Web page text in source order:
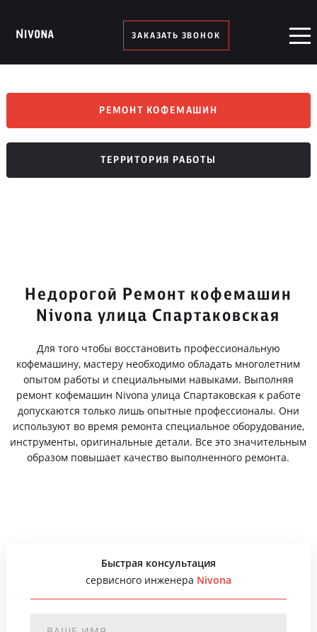
ЗАКАЗАТЬ ЗВОНОК
РЕМОНТ КОФЕМАШИН
ТЕРРИТОРИЯ РАБОТЫ
Недорогой Ремонт кофемашин
Nivona улица Спартаковская
Для того чтобы восстановить профессиональную
кофемашину, мастеру необходимо обладать многолетним
опытом работы и специальными навыками. Выполняя
ремонт кофемашин Nivona улица Спартаковская к работе
допускаются только лишь опытные профессионалы. Они
используют во время ремонта специальное оборудование,
инструменты, оригинальные детали. Все это значительным
образом повышает качество выполненного ремонта.
Быстрая консультация
сервисного инженера Nivona